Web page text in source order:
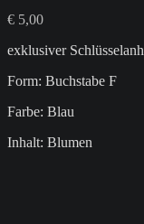
€ 5,00
exklusiver
Form: Buchstabe F
Farbe: Blau
Inhalt: Blumen